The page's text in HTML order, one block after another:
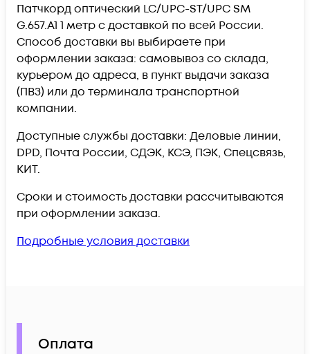
Патчкорд оптический LC/UPC-ST/UPC SM
G.657.A1 1 метр c доставкой по всей России.
Способ доставки вы выбираете при
оформлении заказа: самовывоз со склада,
курьером до адреса, в пункт выдачи заказа
(ПВЗ) или до терминала транспортной
компании.
Доступные службы доставки: Деловые линии,
DPD, Почта России, СДЭК, КСЭ, ПЭК, Спецсвязь,
КИТ.
Сроки и стоимость доставки рассчитываются
при оформлении заказа.
Подробные условия доставки
Оплата